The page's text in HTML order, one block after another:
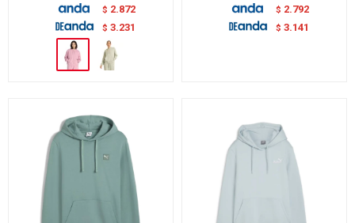
$ 2.872
$ 3.231
$ 2.792
$ 3.141